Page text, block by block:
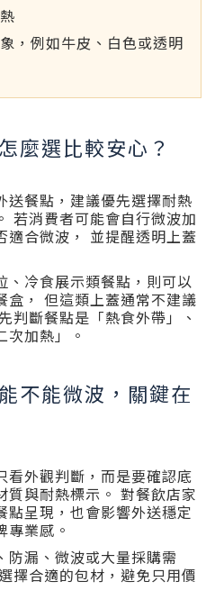
，例如牛皮、白色或透明
麼選比較安心？
送餐點，建議優先選擇耐熱
若消費者可能會自行微波加
適合微波， 並提醒透明上蓋
、冷食展示類餐點，則可以
盒， 但這類上蓋通常不建議
判斷餐點是「熱食外帶」、
次加熱」。
不能微波，關鍵在
看外觀判斷，而是要確認底
質與耐熱標示。 對餐飲店家
點呈現，也會影響外送穩定
專業感。
防漏、微波或大量採購需
擇合適的包材，避免只用價